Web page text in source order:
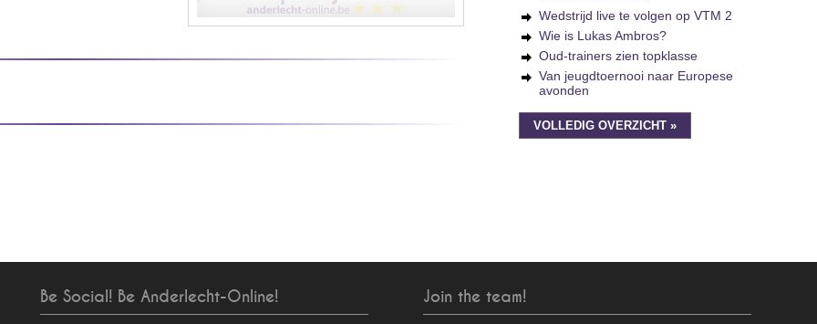
Wedstrijd live te volgen op VTM 2
Wie is Lukas Ambros?
Oud-trainers zien topklasse
Van jeugdtoernooi naar Europese
avonden
VOLLEDIG OVERZICHT »
Be Social! Be Anderlecht-Online! Join the team!